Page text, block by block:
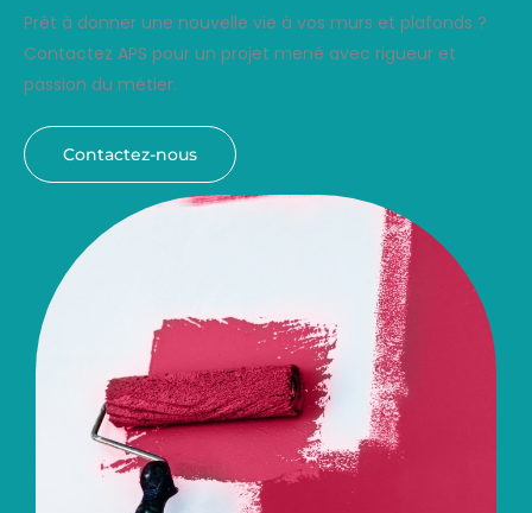
Prêt à donner une nouvelle vie à vos murs et plafonds ?
Contactez APS pour un projet mené avec rigueur et
passion du métier.
Contactez-nous